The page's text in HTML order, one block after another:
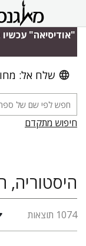
"אודיסיאה"
שלח אל:
חיפוש מתקדם
היסטוריה,
1074 תוצאות